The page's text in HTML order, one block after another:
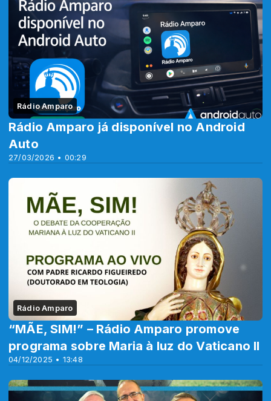
Rádio Amparo
27/03/2026 • 00:29
Rádio Amparo já disponível no Android
Auto
Rádio Amparo
04/12/2025 • 13:48
“MÃE, SIM!” – Rádio Amparo promove
programa sobre Maria à luz do Vaticano II